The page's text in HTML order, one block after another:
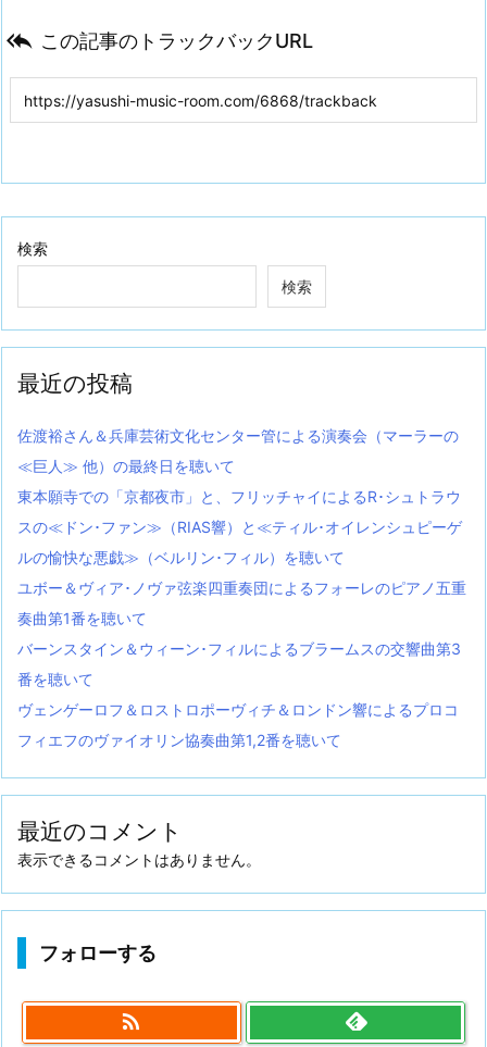
 この記事のトラックバックURL
検索
検索
最近の投稿
佐渡裕さん＆兵庫芸術文化センター管による演奏会（マーラーの
≪巨人≫ 他）の最終日を聴いて
東本願寺での「京都夜市」と、フリッチャイによるR･シュトラウ
スの≪ドン･ファン≫（RIAS響）と≪ティル･オイレンシュピーゲ
ルの愉快な悪戯≫（ベルリン･フィル）を聴いて
ユボー＆ヴィア･ノヴァ弦楽四重奏団によるフォーレのピアノ五重
奏曲第1番を聴いて
バーンスタイン＆ウィーン･フィルによるブラームスの交響曲第3
番を聴いて
ヴェンゲーロフ＆ロストロポーヴィチ＆ロンドン響によるプロコ
フィエフのヴァイオリン協奏曲第1,2番を聴いて
最近のコメント
表示できるコメントはありません。
フォローする
